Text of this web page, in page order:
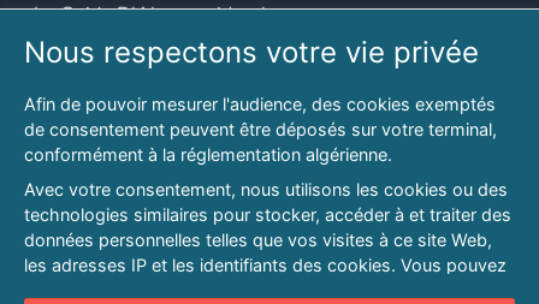
Le Guide D'Alger, guide-alger.com
NOS RÉSEAUX SOCIAUX
Notre page Facebook
Notre page LinkedIn
Notre page Instagram
Notre page Twitter
Nous respectons votre vie privée
Afin de pouvoir mesurer l'audience, des cookies exemptés
de consentement peuvent être déposés sur votre terminal,
conformément à la réglementation algérienne.
Avec votre consentement, nous utilisons les cookies ou des
technologies similaires pour stocker, accéder à et traiter des
données personnelles telles que vos visites à ce site Web,
les adresses IP et les identifiants des cookies. Vous pouvez